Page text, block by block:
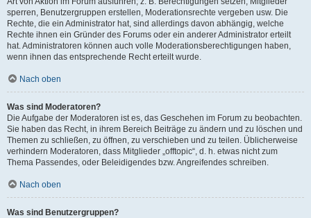
sperren, Benutzergruppen erstellen, Moderationsrechte vergeben usw. Die
Rechte, die ein Administrator hat, sind allerdings davon abhängig, welche
Rechte ihnen ein Gründer des Forums oder ein anderer Administrator erteilt
hat. Administratoren können auch volle Moderationsberechtigungen haben,
wenn ihnen das entsprechende Recht erteilt wurde.
Nach oben
Was sind Moderatoren?
Die Aufgabe der Moderatoren ist es, das Geschehen im Forum zu beobachten.
Sie haben das Recht, in ihrem Bereich Beiträge zu ändern und zu löschen und
Themen zu schließen, zu öffnen, zu verschieben und zu teilen. Üblicherweise
verhindern Moderatoren, dass Mitglieder „offtopic“, d. h. etwas nicht zum
Thema Passendes, oder Beleidigendes bzw. Angreifendes schreiben.
Nach oben
Was sind Benutzergruppen?